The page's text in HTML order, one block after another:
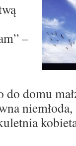
–
domu